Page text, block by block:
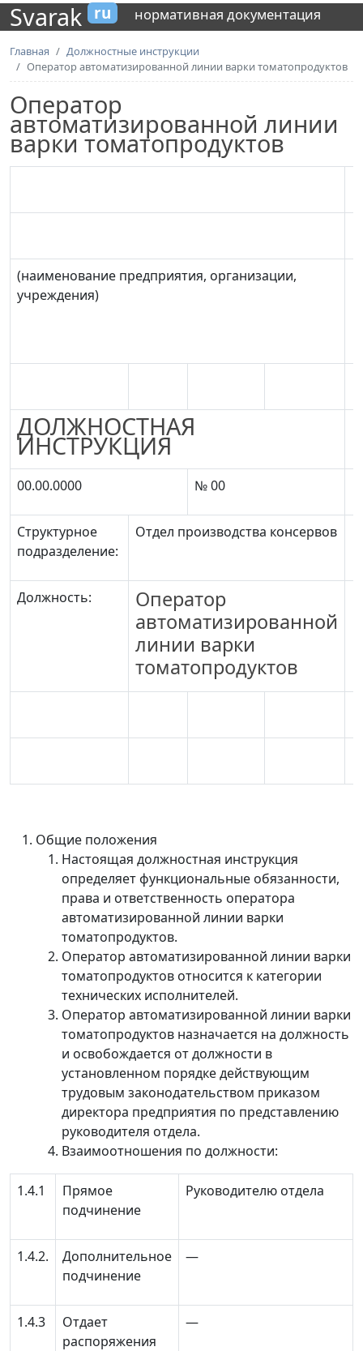
Svarak ru нормативная документация
Главная
Должностные инструкции
Оператор автоматизированной линии варки томатопродуктов
Оператор
автоматизированной линии
варки томатопродуктов
(наименование предприятия, организации,
учреждения)
ДОЛЖНОСТНАЯ
ИНСТРУКЦИЯ
00.00.0000 № 00
Структурное
подразделение:
Отдел производства консервов
Должность:
Оператор
автоматизированной
линии варки
томатопродуктов
Общие положения
Настоящая должностная инструкция
определяет функциональные обязанности,
права и ответственность оператора
автоматизированной линии варки
томатопродуктов.
Оператор автоматизированной линии варки
томатопродуктов относится к категории
технических исполнителей.
Оператор автоматизированной линии варки
томатопродуктов назначается на должность
и освобождается от должности в
установленном порядке действующим
трудовым законодательством приказом
директора предприятия по представлению
руководителя отдела.
Взаимоотношения по должности:
1.4.1
Прямое
подчинение
Руководителю отдела
1.4.2.
Дополнительное
подчинение
—
1.4.3
Отдает
распоряжения
—